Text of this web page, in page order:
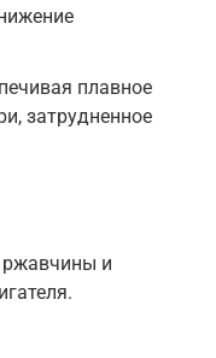
плавное
затрудненное
ржавчины и